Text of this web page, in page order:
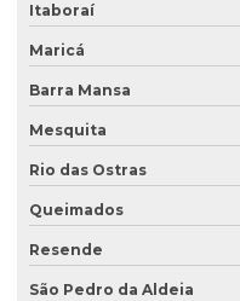
Análise de solo contaminado
Análise de solo física
Análise de solo fósforo
Análise de solo laboratório
Análise de solo valor
Itaboraí
Maricá
Barra Mansa
Mesquita
Rio das Ostras
Queimados
Resende
São Pedro da Aldeia